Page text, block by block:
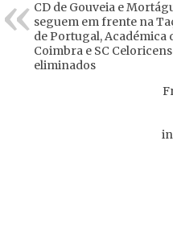
CD de Gouveia e
seguem em frente na
de Portugal, Académica
Coimbra e SC
eliminados